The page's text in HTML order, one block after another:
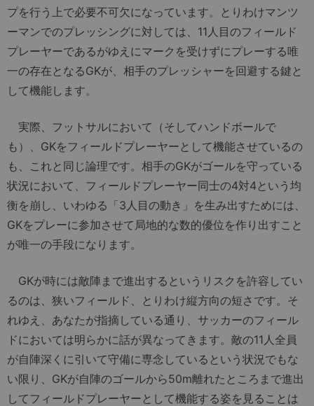
プを行う上で必要不可欠になっています。とりわけマンツ
ーマンでのプレッシングに対しては、11人目のフィールド
プレーヤーであるがゆえにマークを受けずにプレーする唯
一の存在となるGKが、相手のプレッシャーを回避する鍵と
して機能します。
実際、フットサルにおいて（そしてハンドボールで
も）、GKをフィールドプレーヤーとして機能させているの
も、これと同じ論理です。相手のGKがゴールを守っている
状況において、フィールドプレーヤー同士の4対4という均
衡を崩し、いわゆる「3人目の動き」を生み出すためには、
GKをプレーに参加させて局地的な数的優位を作り出すこと
が唯一の手段になります。
GKが時には敵陣まで進出するというリスクを許容してい
るのは、狭いフィールド、とりわけ縦方向の短さです。そ
れゆえ、あなたが指摘している通り、サッカーのフィール
ドにおいては明らかに話が異なってきます。敵の11人全員
が自陣深くに引いて守備に専念しているという状況でもな
い限り、GKが自陣のゴールから50m離れたところまで進出
してフィールドプレーヤーとして機能する姿を見ることは